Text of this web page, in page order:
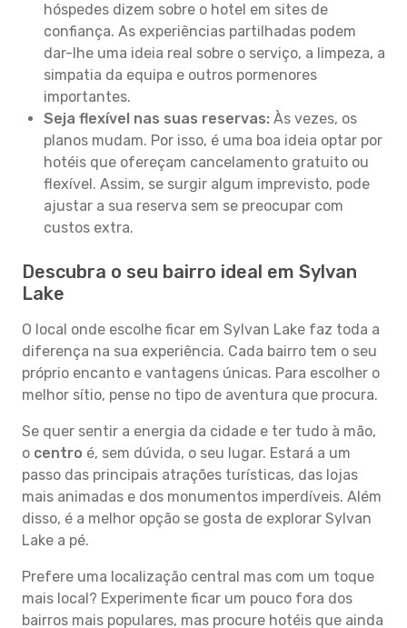
hóspedes dizem sobre o hotel em sites de
confiança. As experiências partilhadas podem
dar-lhe uma ideia real sobre o serviço, a limpeza, a
simpatia da equipa e outros pormenores
importantes.
Seja flexível nas suas reservas: Às vezes, os
planos mudam. Por isso, é uma boa ideia optar por
hotéis que ofereçam cancelamento gratuito ou
flexível. Assim, se surgir algum imprevisto, pode
ajustar a sua reserva sem se preocupar com
custos extra.
Descubra o seu bairro ideal em Sylvan
Lake
O local onde escolhe ficar em Sylvan Lake faz toda a
diferença na sua experiência. Cada bairro tem o seu
próprio encanto e vantagens únicas. Para escolher o
melhor sítio, pense no tipo de aventura que procura.
Se quer sentir a energia da cidade e ter tudo à mão,
o centro é, sem dúvida, o seu lugar. Estará a um
passo das principais atrações turísticas, das lojas
mais animadas e dos monumentos imperdíveis. Além
disso, é a melhor opção se gosta de explorar Sylvan
Lake a pé.
Prefere uma localização central mas com um toque
mais local? Experimente ficar um pouco fora dos
bairros mais populares, mas procure hotéis que ainda